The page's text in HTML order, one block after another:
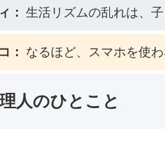
： 生活リズムの乱れは、
： なるほど、スマホを使
人のひとこと